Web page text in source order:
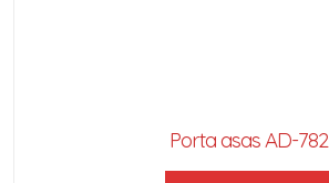
Porta asas AD-782